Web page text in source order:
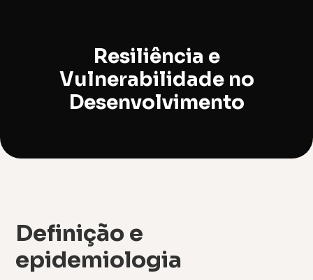
Resiliência e
Vulnerabilidade no
Desenvolvimento
Definição e
epidemiologia